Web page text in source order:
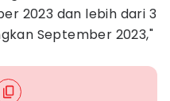
2023 dan lebih dari 3
September 2023,"